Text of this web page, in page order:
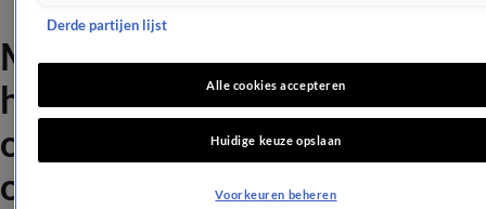
Mart Hoogkamer over
heftige week rondom
opgepakte vader: 'Ik richt mij
op het positieve'
Derde partijen lijst
Alle cookies accepteren
Huidige keuze opslaan
Voorkeuren beheren